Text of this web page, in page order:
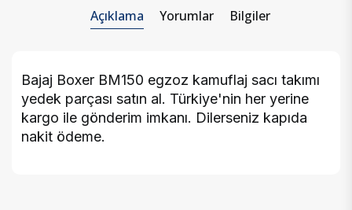
Açıklama Yorumlar Bilgiler
Bajaj Boxer BM150 egzoz kamuflaj sacı takımı
yedek parçası satın al. Türkiye'nin her yerine
kargo ile gönderim imkanı. Dilerseniz kapıda
nakit ödeme.